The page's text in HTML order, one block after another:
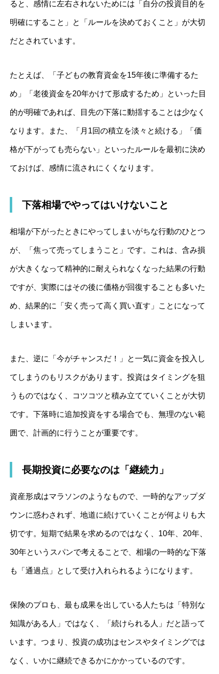
ると、感情に左右されないためには「自分の投資目的を
明確にすること」と「ルールを決めておくこと」が大切
だとされています。
たとえば、「子どもの教育資金を15年後に準備するた
め」「老後資金を20年かけて形成するため」といった目
的が明確であれば、目先の下落に動揺することは少なく
なります。また、「月1回の積立を淡々と続ける」「価
格が下がっても売らない」といったルールを最初に決め
ておけば、感情に流されにくくなります。
下落相場でやってはいけないこと
相場が下がったときにやってしまいがちな行動のひとつ
が、「焦って売ってしまうこと」です。これは、含み損
が大きくなって精神的に耐えられなくなった結果の行動
ですが、実際にはその後に価格が回復することも多いた
め、結果的に「安く売って高く買い直す」ことになって
しまいます。
また、逆に「今がチャンスだ！」と一気に資金を投入し
てしまうのもリスクがあります。投資はタイミングを狙
うものではなく、コツコツと積み立てていくことが大切
です。下落時に追加投資をする場合でも、無理のない範
囲で、計画的に行うことが重要です。
長期投資に必要なのは「継続力」
資産形成はマラソンのようなもので、一時的なアップダ
ウンに惑わされず、地道に続けていくことが何よりも大
切です。短期で結果を求めるのではなく、10年、20年、
30年というスパンで考えることで、相場の一時的な下落
も「通過点」として受け入れられるようになります。
保険のプロも、最も成果を出している人たちは「特別な
知識がある人」ではなく、「続けられる人」だと語って
います。つまり、投資の成功はセンスやタイミングでは
なく、いかに継続できるかにかかっているのです。